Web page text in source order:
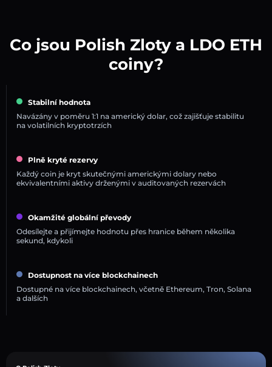
Co jsou Polish Zloty a LDO ETH
coiny?
Stabilní hodnota
Navázány v poměru 1:1 na americký dolar, což zajišťuje stabilitu
na volatilních kryptotrzích
Plně kryté rezervy
Každý coin je kryt skutečnými americkými dolary nebo
ekvivalentními aktivy drženými v auditovaných rezervách
Okamžité globální převody
Odesílejte a přijímejte hodnotu přes hranice během několika
sekund, kdykoli
Dostupnost na více blockchainech
Dostupné na více blockchainech, včetně Ethereum, Tron, Solana
a dalších